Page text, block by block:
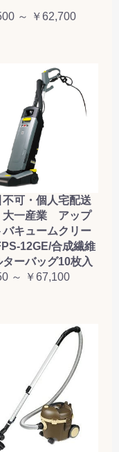
～ ￥62,700
不可・個人宅配送
大一産業 アップ
バキュームクリー
12GE/合成繊維
ターバッグ10枚入
～ ￥67,100